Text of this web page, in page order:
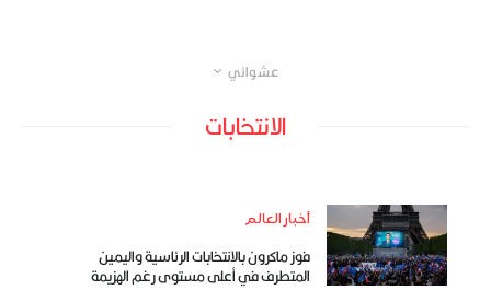
عشوائي
الانتخابات
أخبار العالم
فوز ماكرون بالانتخابات الرئاسية واليمين
المتطرف في أعلى مستوى رغم الهزيمة